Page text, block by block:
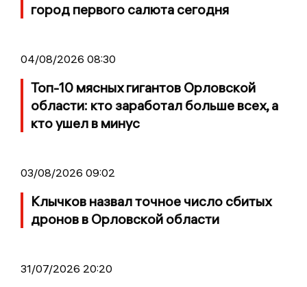
город первого салюта сегодня
04/08/2026 08:30
Топ-10 мясных гигантов Орловской
области: кто заработал больше всех, а
кто ушел в минус
03/08/2026 09:02
Клычков назвал точное число сбитых
дронов в Орловской области
31/07/2026 20:20